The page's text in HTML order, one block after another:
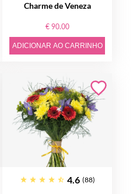
Charme de Veneza
€ 90.00
ADICIONAR AO CARRINHO
4.6 (88)